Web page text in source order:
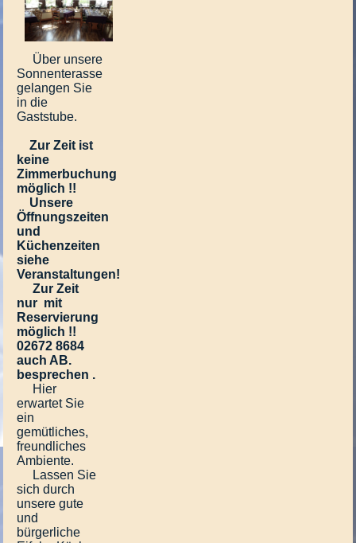
Über unsere
Sonnenterasse
gelangen Sie
in die
Gaststube.
Zur Zeit ist
keine
Zimmerbuchung
möglich !!
Unsere
Öffnungszeiten
und
Küchenzeiten
siehe
Veranstaltungen!
Zur Zeit
nur mit
Reservierung
möglich !!
02672 8684
auch AB.
besprechen .
Hier
erwartet Sie
ein
gemütliches,
freundliches
Ambiente.
Lassen Sie
sich durch
unsere gute
und
bürgerliche